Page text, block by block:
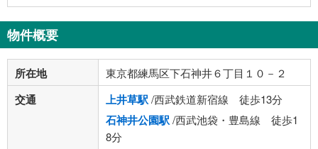
物件概要
所在地 東京都練馬区下石神井６丁目１０－２
交通 上井草駅/西武鉄道新宿線 徒歩13分
石神井公園駅/西武池袋・豊島線 徒歩1
8分